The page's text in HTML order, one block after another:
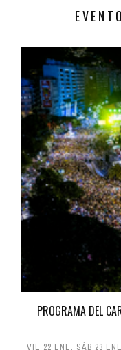
PROGRAMA DEL
VIE 22 ENE, SÁB 23 ENE